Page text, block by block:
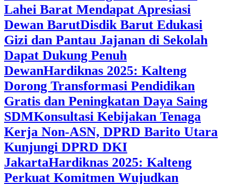
Lahei Barat Mendapat Apresiasi
Dewan BarutDisdik Barut Edukasi
Gizi dan Pantau Jajanan di Sekolah
Dapat Dukung Penuh
DewanHardiknas 2025: Kalteng
Dorong Transformasi Pendidikan
Gratis dan Peningkatan Daya Saing
SDMKonsultasi Kebijakan Tenaga
Kerja Non-ASN, DPRD Barito Utara
Kunjungi DPRD DKI
JakartaHardiknas 2025: Kalteng
Perkuat Komitmen Wujudkan